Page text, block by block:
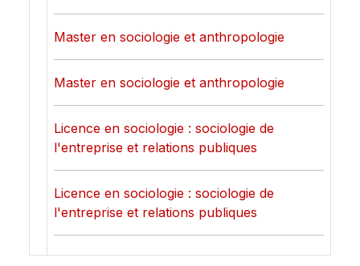
Master en sociologie et anthropologie
Master en sociologie et anthropologie
Licence en sociologie : sociologie de
l'entreprise et relations publiques
Licence en sociologie : sociologie de
l'entreprise et relations publiques